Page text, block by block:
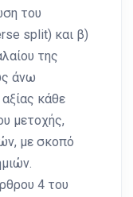
του
split) και β)
της
άνω
κάθε
μετοχής,
με σκοπό
4 του